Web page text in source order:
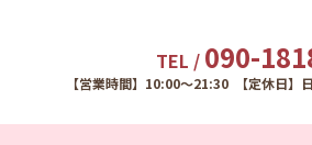
TEL / 090-
【営業時間】10:00～21:30 【定休日】日